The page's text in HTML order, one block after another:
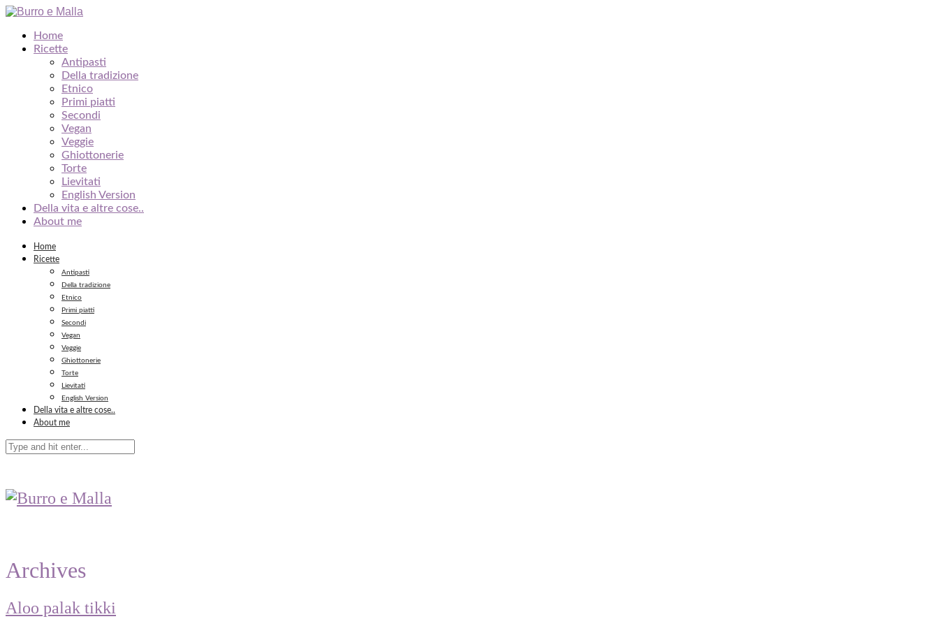
Home
Ricette
Antipasti
Della tradizione
Etnico
Primi piatti
Secondi
Vegan
Veggie
Ghiottonerie
Torte
Lievitati
English Version
Della vita e altre cose..
About me
Home
Ricette
Antipasti
Della tradizione
Etnico
Primi piatti
Secondi
Vegan
Veggie
Ghiottonerie
Torte
Lievitati
English Version
Della vita e altre cose..
About me
Archives
Aloo palak tikki